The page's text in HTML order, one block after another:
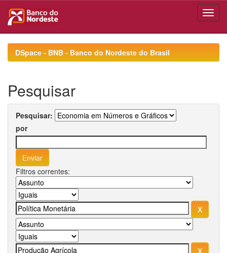
navigationDSpace - BNB - Banco do Nordeste do Brasil
Pesquisar
Pesquisar:
por
Filtros correntes: